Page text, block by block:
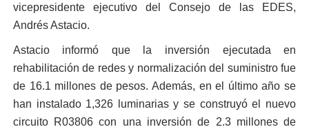
vicepresidente ejecutivo del Consejo de las EDES,
Andrés Astacio.
Astacio informó que la inversión ejecutada en
rehabilitación de redes y normalización del suministro fue
de 16.1 millones de pesos. Además, en el último año se
han instalado 1,326 luminarias y se construyó el nuevo
circuito R03806 con una inversión de 2.3 millones de